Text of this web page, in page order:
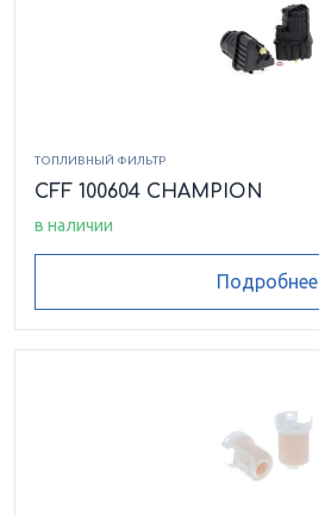
ТОПЛИВНЫЙ ФИЛЬТР
CFF 100604 CHAMPION
в наличии
Подробнее